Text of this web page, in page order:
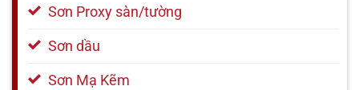
Sơn Proxy sàn/tường
Sơn dầu
Sơn Mạ Kẽm